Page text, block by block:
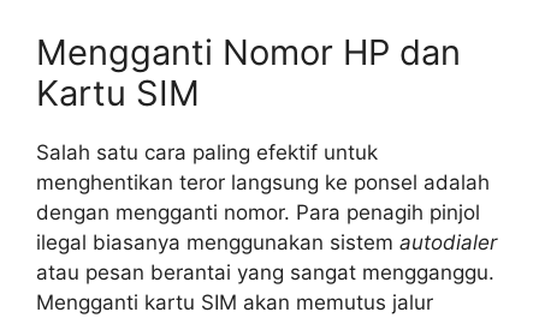
Mengganti Nomor HP dan
Kartu SIM
Salah satu cara paling efektif untuk
menghentikan teror langsung ke ponsel adalah
dengan mengganti nomor. Para penagih pinjol
ilegal biasanya menggunakan sistem autodialer
atau pesan berantai yang sangat mengganggu.
Mengganti kartu SIM akan memutus jalur